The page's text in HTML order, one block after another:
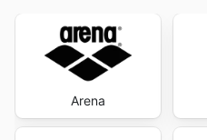
Arena